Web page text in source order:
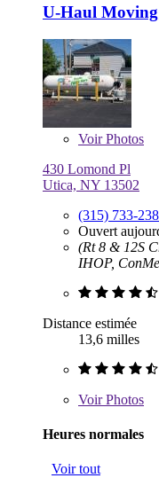
U-Haul
VoirPhotos
430 Lomond Pl
Utica, NY 13502
(315) 733-
Ouvert
(Rt 8 & 12S
IHOP,
Distance estimée
13,6 milles
VoirPhotos
Heures normales
Voir tout